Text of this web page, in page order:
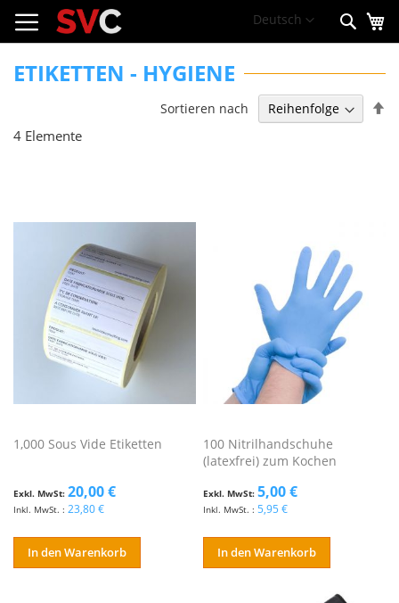
Zum
Sprache
Deutsch
ETIKETTEN - HYGIENE
4 Elemente
Sortieren nach
1,000 Sous Vide Etiketten
23,80 €
20,00 €
In den Warenkorb
100 Nitrilhandschuhe
(latexfrei) zum Kochen
5,95 €
5,00 €
In den Warenkorb